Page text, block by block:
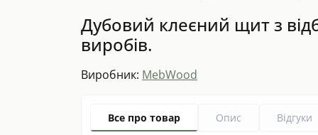
Дубовий клеєний щит з
виробів.
Виробник: MebWood
Все про товар Опис Відгуки